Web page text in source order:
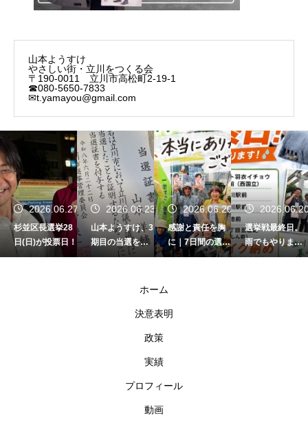
山本ようすけ
やさしい街・立川をつくる会
〒190-0011 立川市高松町2-19-1
☎080-5650-7833
✉t.yamayou@gmail.com
2026.06.23
山本ようすけ、3
期目の当選を果
たしました
2026.06.20
感謝と責任を胸
に｜7日間の選挙
戦を終えて
2026.06.20
選挙戦最終日。
雨でもやりま
す。
山本ようすけの
政策 4つの柱
ホーム
決意表明
政策
実績
プロフィール
動画